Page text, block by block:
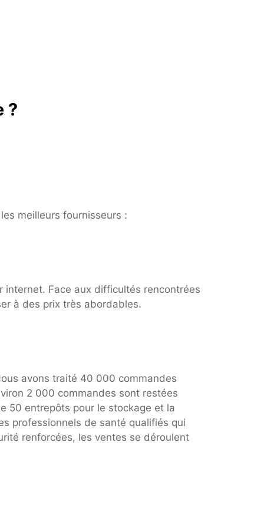
?
meilleurs fournisseurs :
Face aux difficultés rencontrées
à des prix très abordables.
avons traité 40 000 commandes
2 000 commandes sont restées
50 entrepôts pour le stockage et la
professionnels de santé qualifiés qui
renforcées, les ventes se déroulent